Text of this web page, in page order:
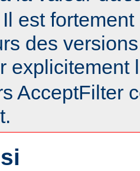
est
des
explicitement
AcceptFilter